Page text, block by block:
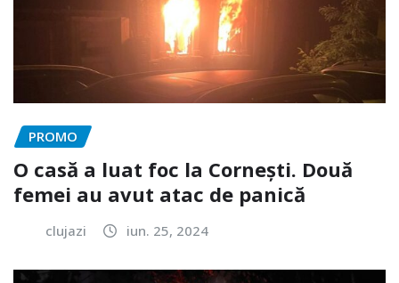
PROMO
O casă a luat foc la Cornești. Două
femei au avut atac de panică
clujazi iun. 25, 2024